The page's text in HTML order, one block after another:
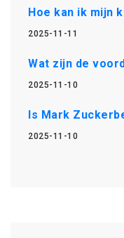
Hoe kan ik mijn
2025-11-11
Wat zijn de
2025-11-10
Is Mark
2025-11-10